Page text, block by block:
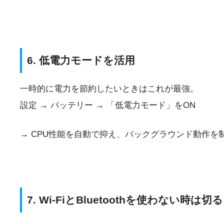
6. 低電力モードを活用
一時的に電力を節約したいときはこれが最強。
設定 → バッテリー → 「低電力モード」をON
→ CPU性能を自動で抑え、バックグラウンド動作を
7. Wi-FiとBluetoothを使わない時は切る